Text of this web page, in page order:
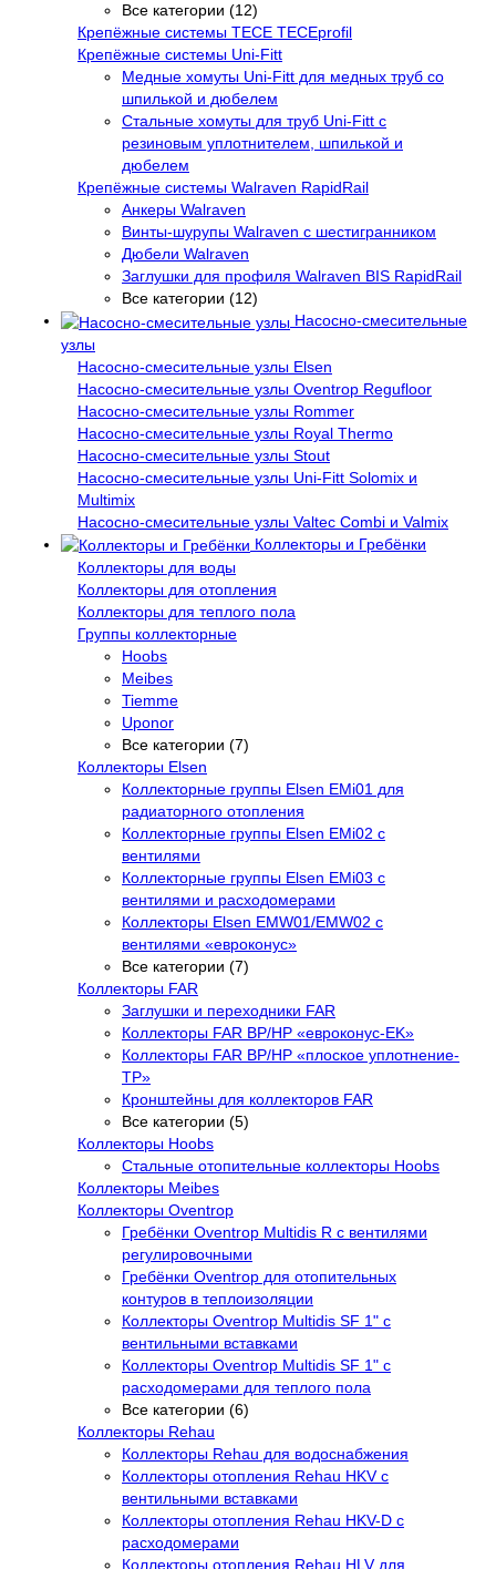
Все категории (12)
Крепёжные системы TECE TECEprofil
Крепёжные системы Uni-Fitt
Медные хомуты Uni-Fitt для медных труб со
шпилькой и дюбелем
Стальные хомуты для труб Uni-Fitt с
резиновым уплотнителем, шпилькой и
дюбелем
Крепёжные системы Walraven RapidRail
Анкеры Walraven
Винты-шурупы Walraven с шестигранником
Дюбели Walraven
Заглушки для профиля Walraven BIS RapidRail
Все категории (12)
Насосно-смесительные
узлы
Насосно-смесительные узлы Elsen
Насосно-смесительные узлы Oventrop Regufloor
Насосно-смесительные узлы Rommer
Насосно-смесительные узлы Royal Thermo
Насосно-смесительные узлы Stout
Насосно-смесительные узлы Uni-Fitt Solomix и
Multimix
Насосно-смесительные узлы Valtec Combi и Valmix
Коллекторы и Гребёнки
Коллекторы для воды
Коллекторы для отопления
Коллекторы для теплого пола
Группы коллекторные
Hoobs
Meibes
Tiemme
Uponor
Все категории (7)
Коллекторы Elsen
Коллекторные группы Elsen EMi01 для
радиаторного отопления
Коллекторные группы Elsen EMi02 с
вентилями
Коллекторные группы Elsen EMi03 с
вентилями и расходомерами
Коллекторы Elsen EMW01/EMW02 с
вентилями «евроконус»
Все категории (7)
Коллекторы FAR
Заглушки и переходники FAR
Коллекторы FAR ВР/НР «евроконус-EK»
Коллекторы FAR ВР/НР «плоское уплотнение-
TP»
Кронштейны для коллекторов FAR
Все категории (5)
Коллекторы Hoobs
Стальные отопительные коллекторы Hoobs
Коллекторы Meibes
Коллекторы Oventrop
Гребёнки Oventrop Multidis R с вентилями
регулировочными
Гребёнки Oventrop для отопительных
контуров в теплоизоляции
Коллекторы Oventrop Multidis SF 1" с
вентильными вставками
Коллекторы Oventrop Multidis SF 1" с
расходомерами для теплого пола
Все категории (6)
Коллекторы Rehau
Коллекторы Rehau для водоснабжения
Коллекторы отопления Rehau HKV с
вентильными вставками
Коллекторы отопления Rehau HKV-D с
расходомерами
Коллекторы отопления Rehau HLV для